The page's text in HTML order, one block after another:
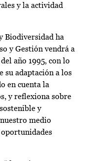
y la actividad
Biodiversidad ha
y Gestión vendrá a
año 1995, con lo
su adaptación a los
en cuenta la
y reflexiona sobre
y
medio